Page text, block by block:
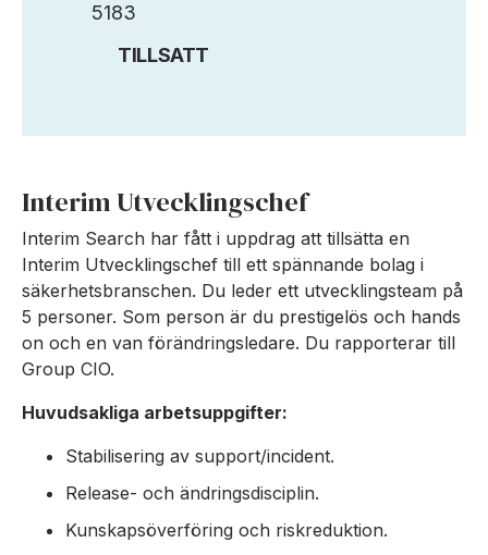
5183
TILLSATT
Interim Utvecklingschef
Interim Search har fått i uppdrag att tillsätta en
Interim Utvecklingschef till ett spännande bolag i
säkerhetsbranschen. Du leder ett utvecklingsteam på
5 personer. Som person är du prestigelös och hands
on och en van förändringsledare. Du rapporterar till
Group CIO.
Huvudsakliga arbetsuppgifter:
Stabilisering av support/incident.
Release- och ändringsdisciplin.
Kunskapsöverföring och riskreduktion.